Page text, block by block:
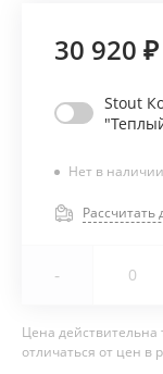
30 920 ₽
Stout
Нет в наличии
Рассчитать
-
Цена действительна
отличаться от цен в